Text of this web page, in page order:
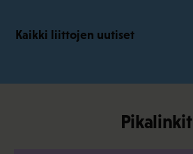
Kaikki liittojen uutiset
Pikalinkit